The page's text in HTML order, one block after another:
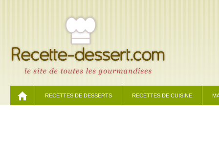
RECETTES DE DESSERTS RECETTES DE CUISINE